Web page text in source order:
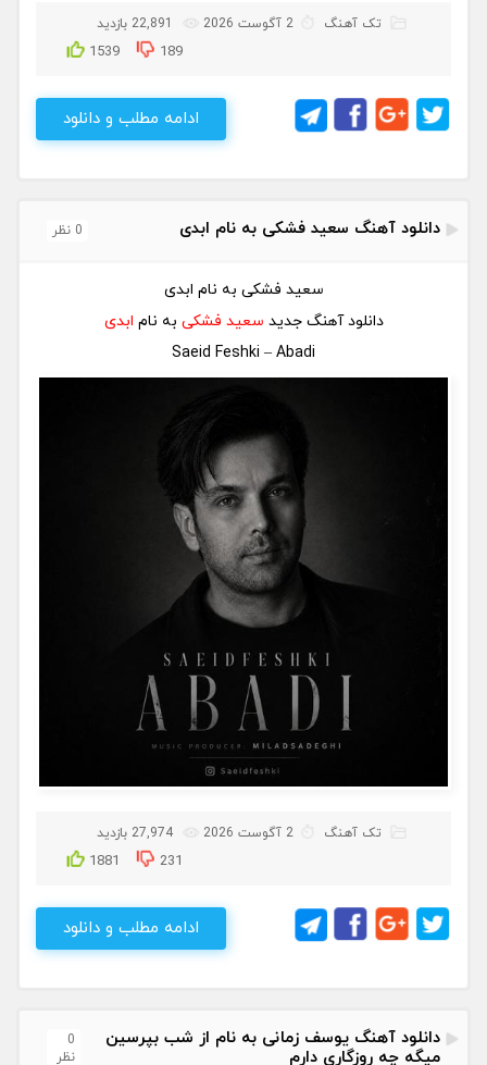
تک آهنگ 2 آگوست 2026 22,891 بازدید
1539 189
ادامه مطلب و دانلود
دانلود آهنگ سعید فشکی به نام ابدی 0 نظر
سعید فشکی به نام ابدی
دانلود آهنگ جدید سعید فشکی به نام ابدی
Saeid Feshki – Abadi
تک آهنگ 2 آگوست 2026 27,974 بازدید
1881 231
ادامه مطلب و دانلود
دانلود آهنگ یوسف زمانی به نام از شب بپرسین
میگه چه روزگاری دارم
0
نظر